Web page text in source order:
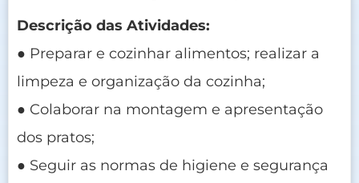
Descrição das Atividades:
● Preparar e cozinhar alimentos; realizar a
limpeza e organização da cozinha;
● Colaborar na montagem e apresentação
dos pratos;
● Seguir as normas de higiene e segurança